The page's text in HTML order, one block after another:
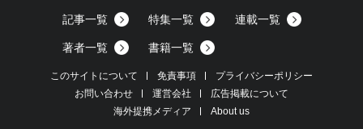
記事一覧 特集一覧 連載一覧
著者一覧 書籍一覧
このサイトについて 免責事項
プライバシーポリシー
お問い合わせ
運営会社
広告掲載について
海外提携メディア
About us